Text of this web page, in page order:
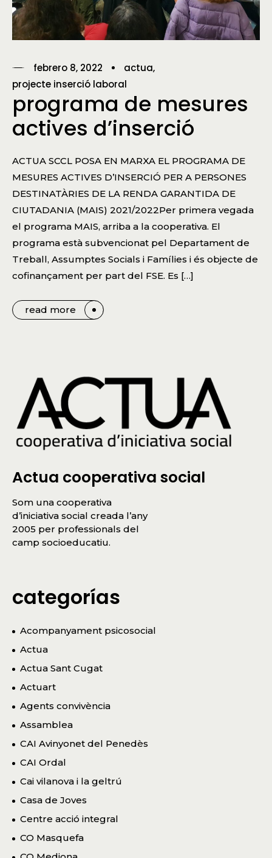
febrero 8, 2022
actua
projecte inserció laboral
programa de mesures
actives d’inserció
ACTUA SCCL POSA EN MARXA EL PROGRAMA DE
MESURES ACTIVES D’INSERCIÓ PER A PERSONES
DESTINATÀRIES DE LA RENDA GARANTIDA DE
CIUTADANIA (MAIS) 2021/2022Per primera vegada
el programa MAIS, arriba a la cooperativa. El
programa està subvencionat pel Departament de
Treball, Assumptes Socials i Famílies i és objecte de
cofinançament per part del FSE. Es […]
read more
Actua cooperativa social
Som una cooperativa
d’iniciativa social creada l’any
2005 per professionals del
camp socioeducatiu.
categorías
Acompanyament psicosocial
Actua
Actua Sant Cugat
Actuart
Agents convivència
Assamblea
CAI Avinyonet del Penedès
CAI Ordal
Cai vilanova i la geltrú
Casa de Joves
Centre acció integral
CO Masquefa